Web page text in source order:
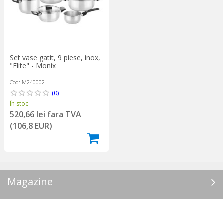
Set vase gatit, 9 piese, inox,
"Elite" - Monix
Cod: M240002
(0)
În stoc
520,66 lei fara TVA
(106,8 EUR)
Magazine